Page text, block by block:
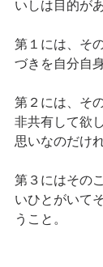
いしは目的が
第１には、そ
づきを自分自
第２には、そ
非共有して欲
思いなのだけ
第３にはその
いひとがいて
うこと。